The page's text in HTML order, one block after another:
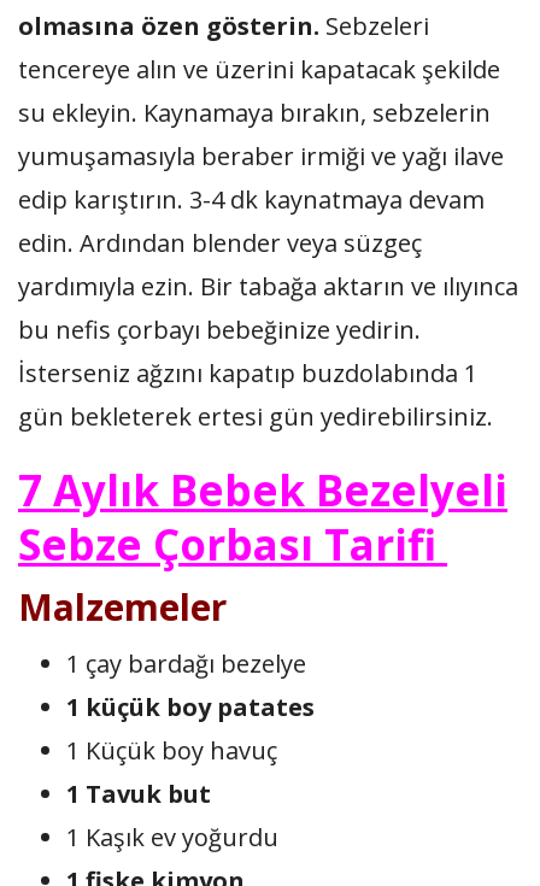
olmasına özen gösterin. Sebzeleri
tencereye alın ve üzerini kapatacak şekilde
su ekleyin. Kaynamaya bırakın, sebzelerin
yumuşamasıyla beraber irmiği ve yağı ilave
edip karıştırın. 3-4 dk kaynatmaya devam
edin. Ardından blender veya süzgeç
yardımıyla ezin. Bir tabağa aktarın ve ılıyınca
bu nefis çorbayı bebeğinize yedirin.
İsterseniz ağzını kapatıp buzdolabında 1
gün bekleterek ertesi gün yedirebilirsiniz.
7 Aylık Bebek Bezelyeli
Sebze Çorbası Tarifi
Malzemeler
1 çay bardağı bezelye
1 küçük boy patates
1 Küçük boy havuç
1 Tavuk but
1 Kaşık ev yoğurdu